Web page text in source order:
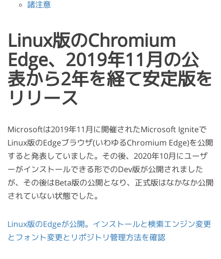
諸注意
Linux版のChromium
Edge、2019年11月の公
表から2年を経て安定版を
リリース
Microsoftは2019年11月に開催されたMicrosoft Igniteで
Linux版のEdgeブラウザ(いわゆるChromium Edge)を公開
すると発表していました。その後、2020年10月にユーザ
ーがインストールできる形でのDev版が公開されました
が、その後はBeta版の公開となり、正式版はなかなか公開
されていない状態でした。
Linux版のEdgeが公開。インストールと検索エンジン変更
とフォント変更とリポジトリ管理方法を確認